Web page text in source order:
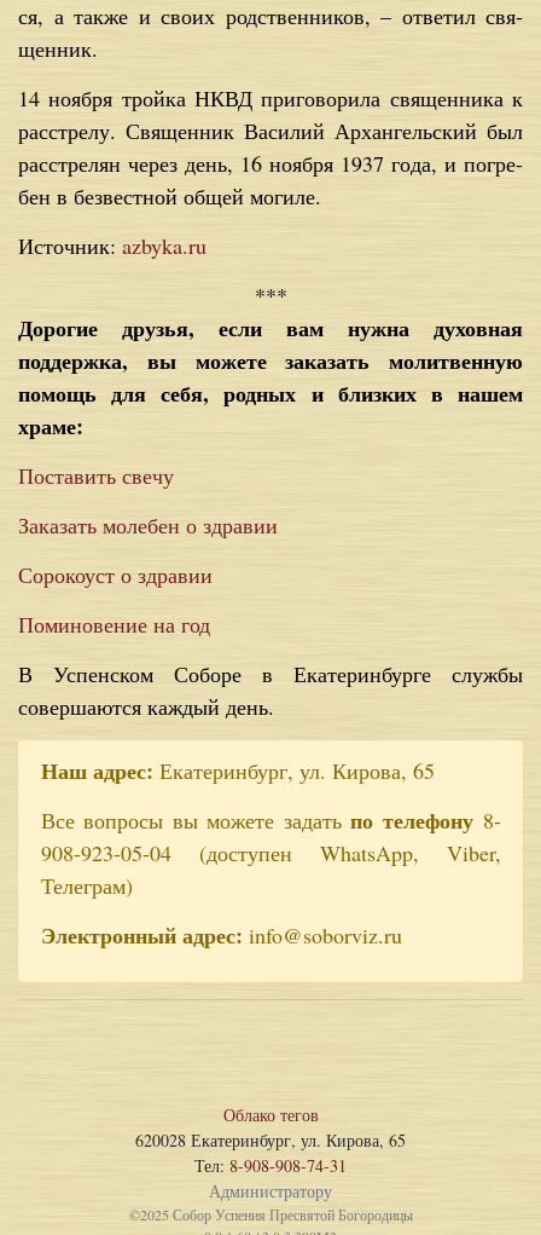
ся, а так­же и сво­их род­ствен­ни­ков, – от­ве­тил свя­
щен­ник.
14 но­яб­ря трой­ка НКВД при­го­во­ри­ла свя­щен­ни­ка к
рас­стре­лу. Свя­щен­ник Ва­си­лий Ар­хан­гель­ский был
рас­стре­лян через день, 16 но­яб­ря 1937 го­да, и по­гре­
бен в без­вест­ной об­щей мо­ги­ле.
Источник: azbyka.ru
***
Дорогие друзья, если вам нужна духовная
поддержка, вы можете заказать молитвенную
помощь для себя, родных и близких в нашем
храме:
Поставить свечу
Заказать молебен о здравии
Сорокоуст о здравии
Поминовение на год
В Успенском Соборе в Екатеринбурге службы
совершаются каждый день.
Наш адрес: Екатеринбург, ул. Кирова, 65
Все вопросы вы можете задатьпо телефону8-
908-923-05-04 (доступен WhatsApp, Viber,
Телеграм)
Электронный адрес: info@soborviz.ru
Облако тегов
620028 Екатеринбург, ул. Кирова, 65
Тел: 8-908-908-74-31
Администратору
©2025 Собор Успения Пресвятой Богородицы